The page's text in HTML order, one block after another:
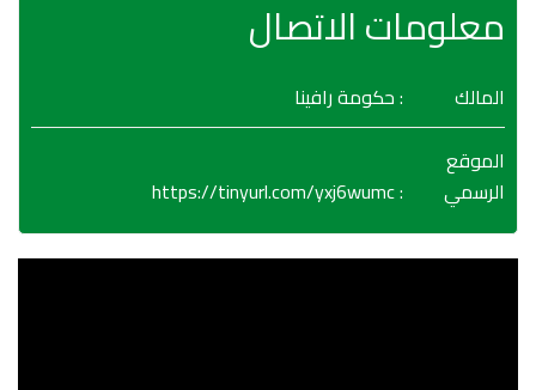
معلومات الاتصال
المالك
: حكومة رافينا
الموقع
الرسمي
:
https://tinyurl.com/yxj6wumc